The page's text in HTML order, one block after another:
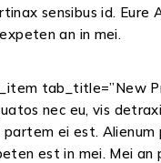
sensibus id. Eure
an in mei.
tab_title=”New
nec eu, vis
partem ei est.
est in mei. Mei an